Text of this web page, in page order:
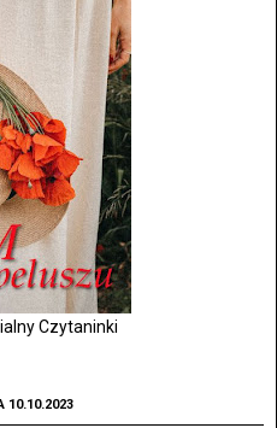
Czytaninki
10.10.2023